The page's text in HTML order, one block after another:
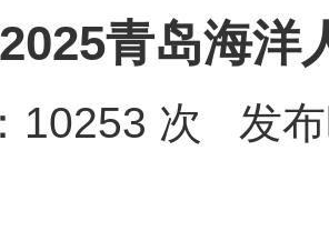
2025青岛海洋
10253 次 发布